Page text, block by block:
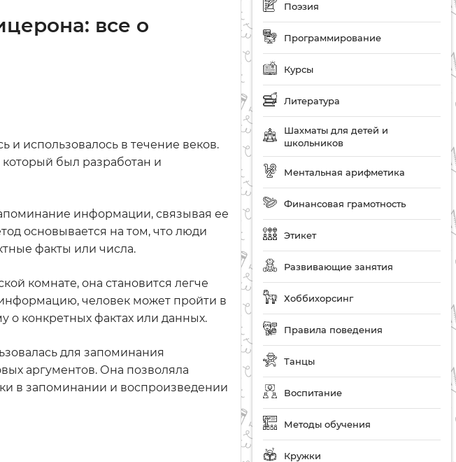
Поэзия
Программирование
Курсы
Литература
Шахматы для детей и
школьников
Ментальная арифметика
Финансовая грамотность
Этикет
Развивающие занятия
Хоббихорсинг
Правила поведения
Танцы
Воспитание
Методы обучения
Кружки
все о
и использовалось в течение веков.
был разработан и
информации, связывая ее
основывается на том, что люди
факты или числа.
комнате, она становится легче
человек может пройти в
конкретных фактах или данных.
для запоминания
аргументов. Она позволяла
в запоминании и воспроизведении